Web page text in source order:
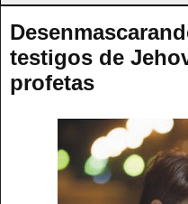
testigos de
profetas